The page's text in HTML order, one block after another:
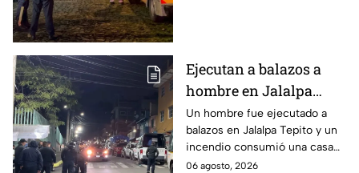
Ejecutan a balazos a
hombre en Jalalpa
Tepito; hay un
detenido, mientras
dormía
Un hombre fue ejecutado a
balazos en Jalalpa Tepito y un
incendio consumió una casa
improvisada en pleno Centro
06 agosto, 2026